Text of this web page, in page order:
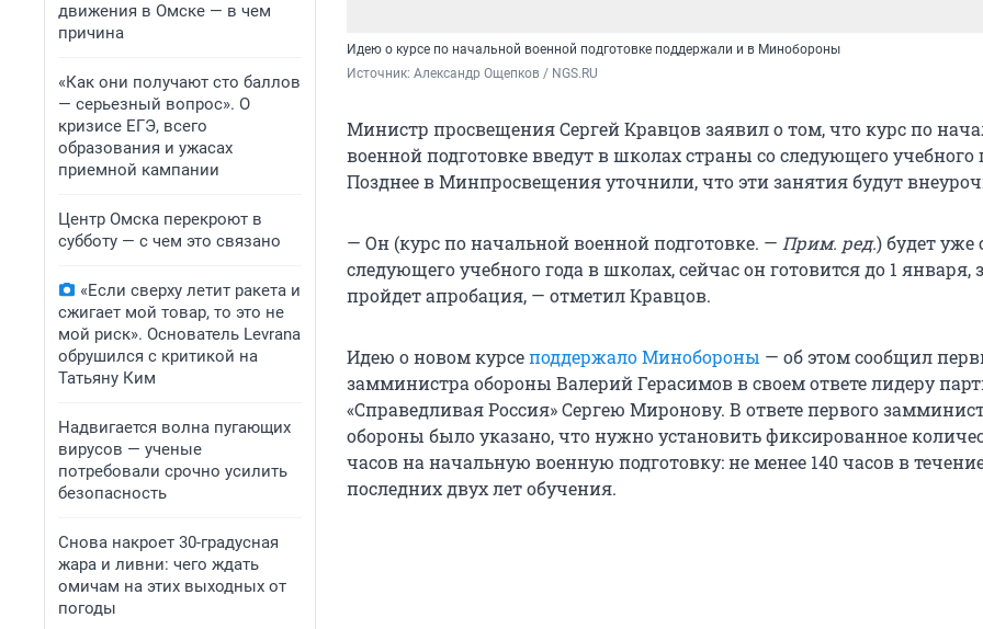
движения в Омске — в чем
причина
«Как они получают сто баллов
— серьезный вопрос». О
кризисе ЕГЭ, всего
образования и ужасах
приемной кампании
Центр Омска перекроют в
субботу — с чем это связано
«Если сверху летит ракета и
сжигает мой товар, то это не
мой риск». Основатель Levrana
обрушился с критикой на
Татьяну Ким
Надвигается волна пугающих
вирусов — ученые
потребовали срочно усилить
безопасность
Снова накроет 30-градусная
жара и ливни: чего ждать
омичам на этих выходных от
погоды
Идею о курсе по начальной военной подготовке поддержали и в Минобороны
Источник: Александр Ощепков / NGS.RU
Министр просвещения Сергей Кравцов заявил о том, что курс по
военной подготовке введут в школах страны со следующего учебного
Позднее в Минпросвещения уточнили, что эти занятия будут
— Он (курс по начальной военной подготовке. — Прим. ред.) будет уже
следующего учебного года в школах, сейчас он готовится до 1 января,
пройдет апробация, — отметил Кравцов.
Идею о новом курсеподдержало Минобороны — об этом сообщил
замминистра обороны Валерий Герасимов в своем ответе лидеру
«Справедливая Россия» Сергею Миронову. В ответе первого
обороны было указано, что нужно установить фиксированное
часов на начальную военную подготовку: не менее 140 часов в
последних двух лет обучения.